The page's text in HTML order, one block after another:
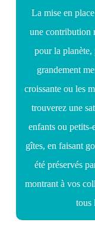
La mise en
une contribution
pour la
grandement
croissante ou les
trouverez une
enfants ou petits-
gîtes, en faisant
été préservés
montrant à vos
tous